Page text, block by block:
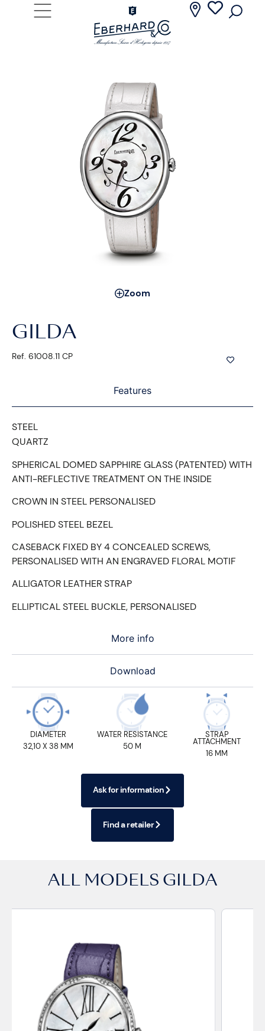
Zoom
GILDA
Ref. 61008.11 CP
Features
More info
Download
STEEL
QUARTZ
SPHERICAL DOMED SAPPHIRE GLASS (PATENTED) WITH
ANTI-REFLECTIVE TREATMENT ON THE INSIDE
CROWN IN STEEL PERSONALISED
POLISHED STEEL BEZEL
CASEBACK FIXED BY 4 CONCEALED SCREWS,
PERSONALISED WITH AN ENGRAVED FLORAL MOTIF
ALLIGATOR LEATHER STRAP
ELLIPTICAL STEEL BUCKLE, PERSONALISED
DIAMETER
32,10 X 38 MM
WATER RESISTANCE
50 M
STRAP
ATTACHMENT
16 MM
Ask for information
Find a retailer
ALL MODELS GILDA